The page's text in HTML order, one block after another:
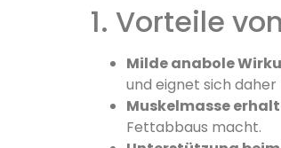
1. Vorteile
Milde anabole
und eignet sich
Muskelmasse
Fettabbaus macht.